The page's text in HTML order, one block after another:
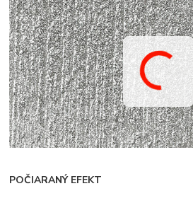
POČIARANÝ EFEKT